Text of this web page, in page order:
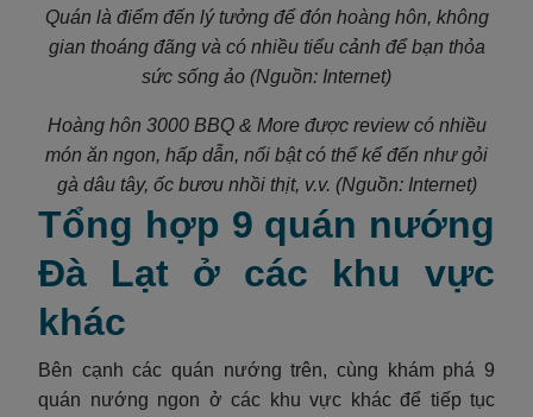
Quán là điểm đến lý tưởng để đón hoàng hôn, không
gian thoáng đãng và có nhiều tiểu cảnh để bạn thỏa
sức sống ảo (Nguồn: Internet)
Hoàng hôn 3000 BBQ & More được review có nhiều
món ăn ngon, hấp dẫn, nổi bật có thể kể đến như gỏi
gà dâu tây, ốc bươu nhồi thịt, v.v. (Nguồn: Internet)
Tổng hợp 9 quán nướng
Đà Lạt ở các khu vực
khác
Bên cạnh các quán nướng trên, cùng khám phá 9
quán nướng ngon ở các khu vực khác để tiếp tục